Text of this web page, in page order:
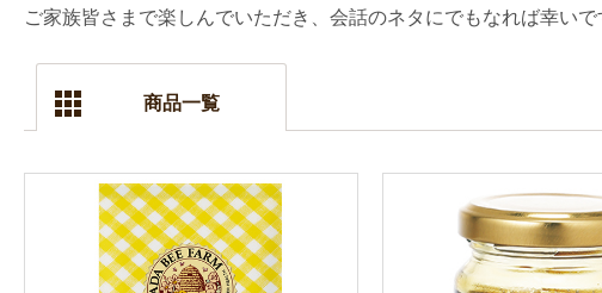
ご家族皆さまで楽しんでいただき、会話のネタにでもなれば幸いで
商品一覧